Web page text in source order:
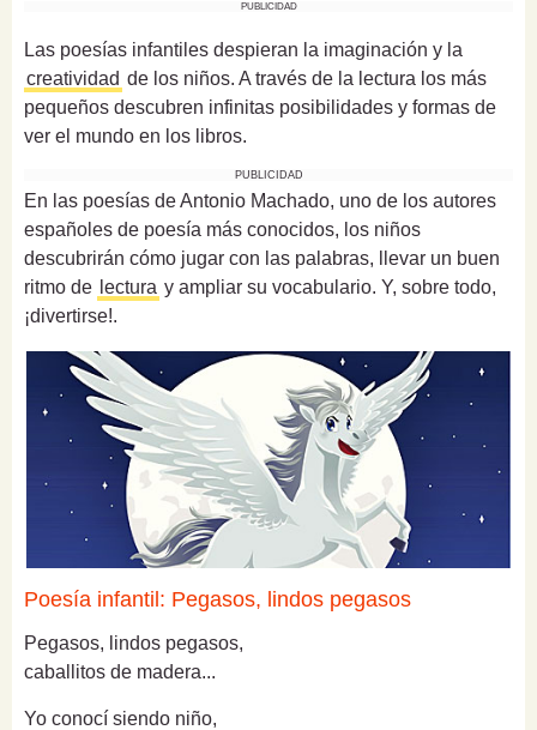
PUBLICIDAD
Las poesías infantiles despieran la imaginación y la
creatividad de los niños. A través de la lectura los más
pequeños descubren infinitas posibilidades y formas de
ver el mundo en los libros.
PUBLICIDAD
En las poesías de Antonio Machado, uno de los autores
españoles de poesía más conocidos, los niños
descubrirán cómo jugar con las palabras, llevar un buen
ritmo de lectura y ampliar su vocabulario. Y, sobre todo,
¡divertirse!.
Poesía infantil: Pegasos, lindos pegasos
Pegasos, lindos pegasos,
caballitos de madera...
Yo conocí siendo niño,